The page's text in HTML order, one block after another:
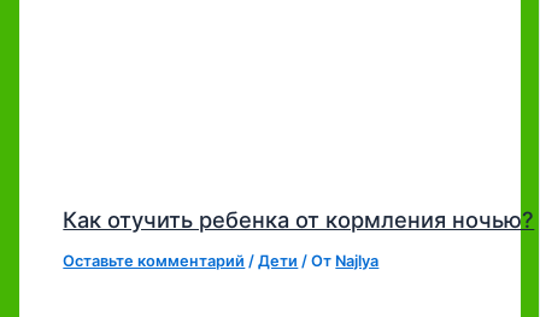
Как отучить ребенка от кормления ночью?
Оставьте комментарий /Дети / От Najlya